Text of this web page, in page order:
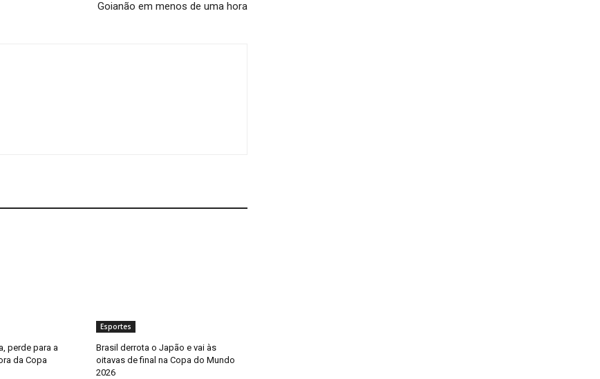
Goianão em menos de uma hora
perde para a
da Copa
Esportes
Brasil derrota o Japão e vai às
oitavas de final na Copa do Mundo
2026